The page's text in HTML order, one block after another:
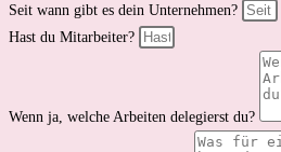
Seit wann gibt es dein Unternehmen?
Hast du Mitarbeiter?
Wenn ja, welche Arbeiten delegierst du?